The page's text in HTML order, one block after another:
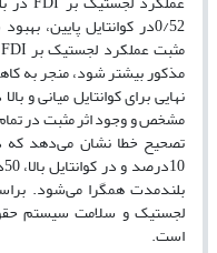
0/52در کوانتایل پایین،
‌نهایی برای کوانتایل میانی و
مشخص و وجود اثر مثبت در
تصحیح ‌خطا نشان می‌دهد که
بلندمدت همگرا می‌شود.
‌لجستیک و سلامت سیستم
‌است.